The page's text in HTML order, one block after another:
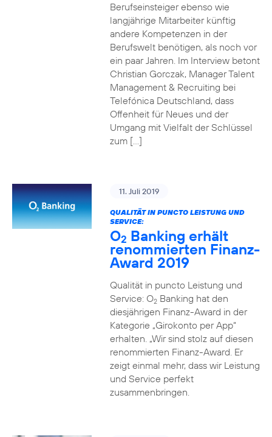
Berufseinsteiger ebenso wie
langjährige Mitarbeiter künftig
andere Kompetenzen in der
Berufswelt benötigen, als noch vor
ein paar Jahren. Im Interview betont
Christian Gorczak, Manager Talent
Management & Recruiting bei
Telefónica Deutschland, dass
Offenheit für Neues und der
Umgang mit Vielfalt der Schlüssel
zum […]
11. Juli 2019
QUALITÄT IN PUNCTO LEISTUNG UND
SERVICE:
O2 Banking erhält
renommierten Finanz-
Award 2019
Qualität in puncto Leistung und
Service: O2Banking hat den
diesjährigen Finanz-Award in der
Kategorie „Girokonto per App“
erhalten. „Wir sind stolz auf diesen
renommierten Finanz-Award. Er
zeigt einmal mehr, dass wir Leistung
und Service perfekt
zusammenbringen.